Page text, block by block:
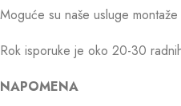
Moguće su naše usluge
Rok isporuke je oko 20-30
NAPOMENA